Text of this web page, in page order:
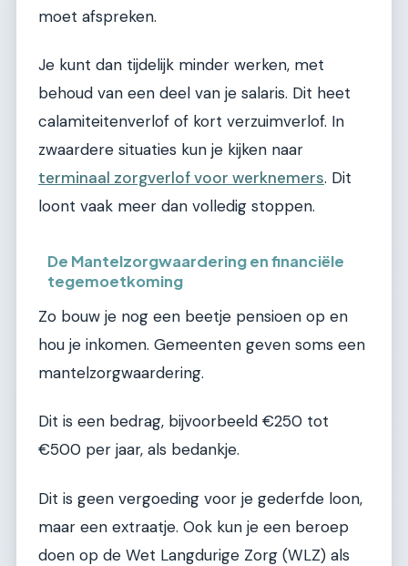
moet afspreken.
Je kunt dan tijdelijk minder werken, met
behoud van een deel van je salaris. Dit heet
calamiteitenverlof of kort verzuimverlof. In
zwaardere situaties kun je kijken naar
terminaal zorgverlof voor werknemers. Dit
loont vaak meer dan volledig stoppen.
De Mantelzorgwaardering en financiële
tegemoetkoming
Zo bouw je nog een beetje pensioen op en
hou je inkomen. Gemeenten geven soms een
mantelzorgwaardering.
Dit is een bedrag, bijvoorbeeld €250 tot
€500 per jaar, als bedankje.
Dit is geen vergoeding voor je gederfde loon,
maar een extraatje. Ook kun je een beroep
doen op de Wet Langdurige Zorg (WLZ) als